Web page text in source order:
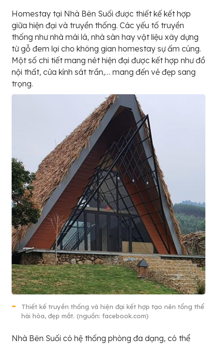
Homestay tại Nhà Bên Suối được thiết kế kết hợp
giữa hiện đại và truyền thống. Các yếu tố truyền
thống như nhà mái lá, nhà sàn hay vật liệu xây dựng
từ gỗ đem lại cho không gian homestay sự ấm cúng.
Một số chi tiết mang nét hiện đại được kết hợp như đồ
nội thất, cửa kính sát trần,… mang đến vẻ đẹp sang
trọng.
Thiết kế truyền thống và hiện đại kết hợp tạo nên tổng thể
hài hòa, đẹp mắt. (nguồn: facebook.com)
Nhà Bên Suối có hệ thống phòng đa dạng, có thể